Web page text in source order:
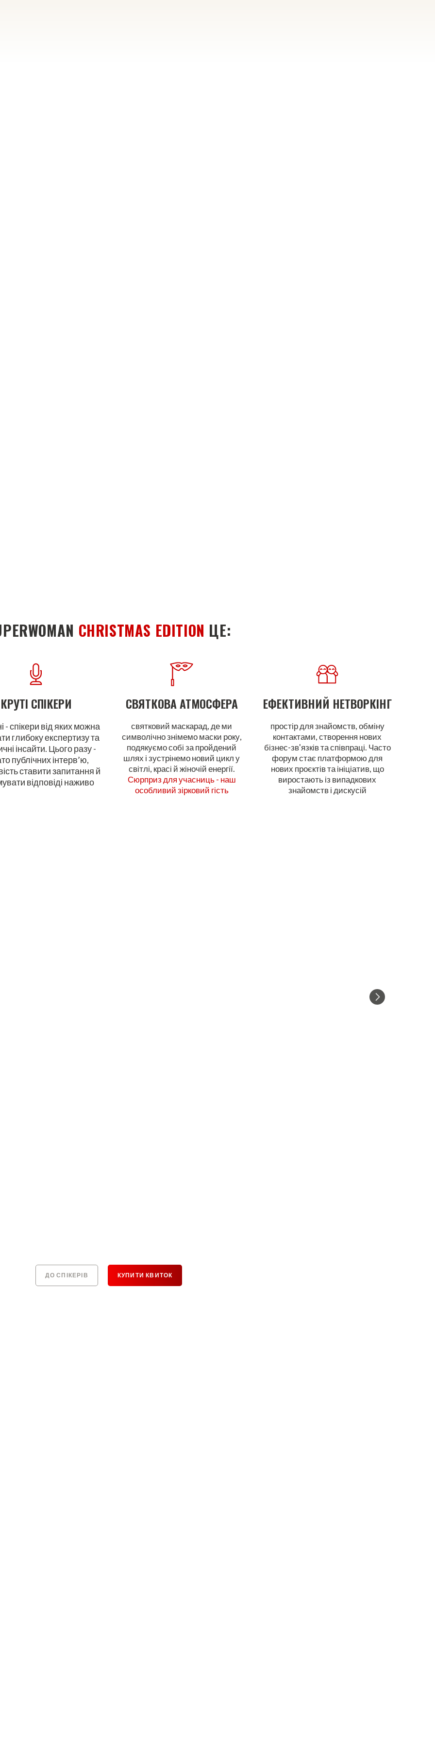
CHRISTMAS EDITION ЦЕ:
КРУТІ СПІКЕРИ
- спікери від яких можна
глибоку експертизу та
інсайти. Цього разу -
публічних інтерв’ю,
ставити запитання й
відповіді наживо
СВЯТКОВААТМОСФЕРА
святковий маскарад, де ми
символічно знімемо маски року,
подякуємо собі за пройдений
шлях і зустрінемо новий цикл у
світлі, красі й жіночій енергії.
Сюрприз для учасниць - наш
особливий зірковий гість
ЕФЕКТИВНИЙ НЕТВОРКІНГ
простір для знайомств, обміну
контактами, створення нових
бізнес-зв'язків та співпраці. Часто
форум стає платформою для
нових проєктів та ініціатив, що
виростають із випадкових
знайомств і дискусій
ДО СПІКЕРІВ КУПИТИ КВИТОК